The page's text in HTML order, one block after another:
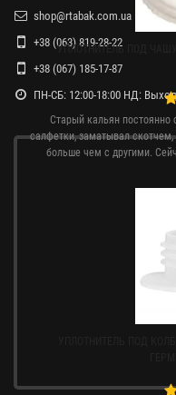
УПЛОТНИТЕЛЬ ПОД
Старый кальян постоянно
салфетки, заматывал
больше чем с другими.
shop@rtabak.com.ua
+38 (063) 819-28-22
+38 (067) 185-17-87
ПН-СБ: 12:00-18:00 НД: